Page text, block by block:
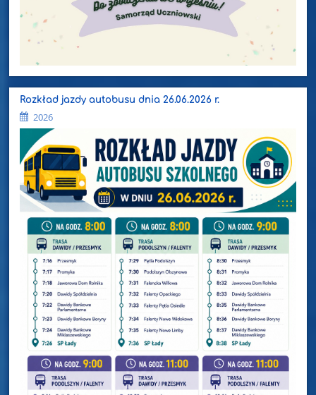
Rozkład jazdy autobusu dnia 26.06.2026 r.
2026